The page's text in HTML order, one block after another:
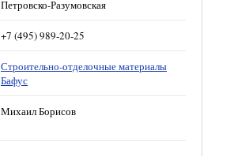
Петровско-Разумовская
+7 (495) 989-20-25
Строительно-отделочные материалы
Бафус
Михаил Борисов